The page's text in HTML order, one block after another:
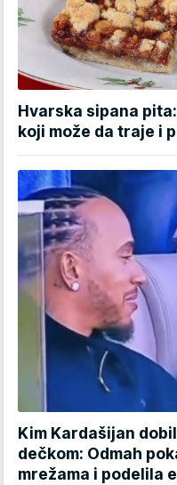
Hvarska sipana
koji može da traje i
Kim Kardašijan
dečkom: Odmah
mrežama i podelila